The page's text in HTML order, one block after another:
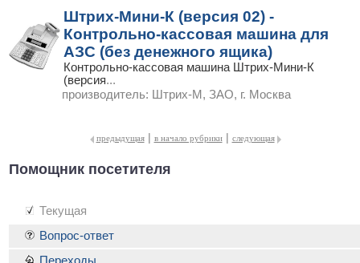
Штрих-Мини-К (версия 02) -
Контрольно-кассовая машина для
АЗС (без денежного ящика)
Контрольно-кассовая машина Штрих-Мини-К
(версия...
производитель:
Штрих-М, ЗАО, г. Москва
предыдущая | в начало рубрики | следующая
Помощник посетителя
Текущая
Вопрос-ответ